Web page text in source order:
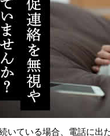
いている場合、電話に出